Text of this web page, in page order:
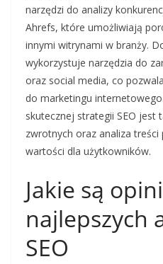
narzędzi do analizy
Ahrefs, które umożliwiają
innymi witrynami w branży.
wykorzystuje narzędzia do
oraz social media, co
do marketingu
skutecznej strategii SEO
zwrotnych oraz analiza
wartości dla użytkowników.
Jakie są
najlepszych
SEO